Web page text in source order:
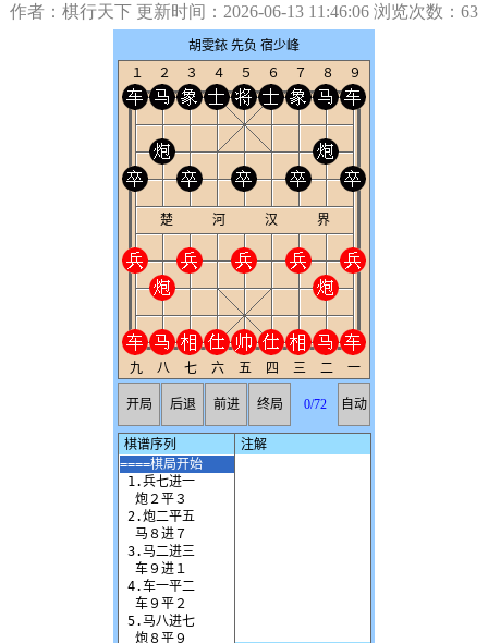
作者：棋行天下 更新时间：2026-06-13 11:46:06 浏览次数：63